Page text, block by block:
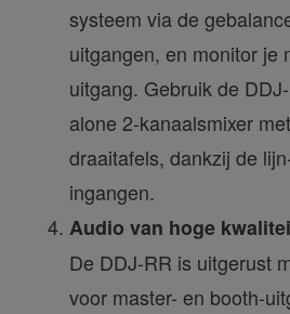
systeem via de
uitgangen, en monitor je
uitgang. Gebruik de
alone 2-kanaalsmixer
draaitafels, dankzij de
ingangen.
Audio van hoge
De DDJ-RR is uitgerust
voor master- en booth-